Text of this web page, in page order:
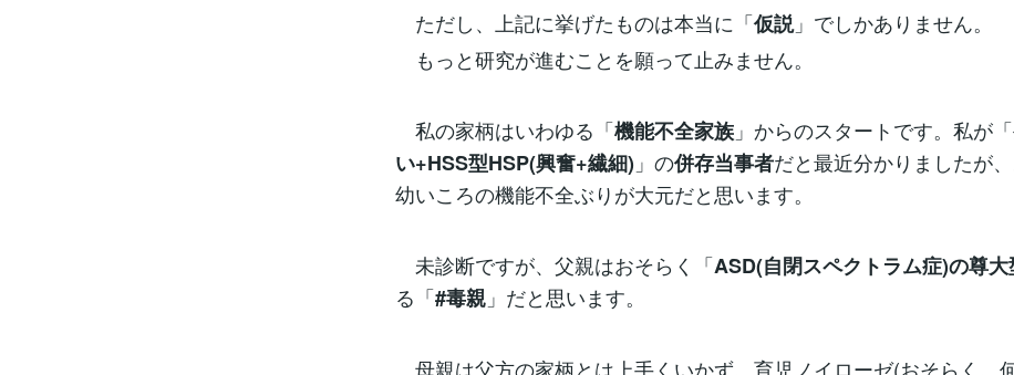
ただし、上記に挙げたものは本当に「仮説」でしかありません。
もっと研究が進むことを願って止みません。
私の家柄はいわゆる「機能不全家族 」からのスタートです。私が「
い+HSS型HSP(興奮+繊細) 」の併存当事者だと最近分かりましたが
幼いころの機能不全ぶりが大元だと思います。
未診断ですが、父親はおそらく「ASD(自閉スペクトラム症)の尊大
る「#毒親 」だと思います。
母親は父方の家柄とは上手くいかず、育児ノイローゼ(おそらく、